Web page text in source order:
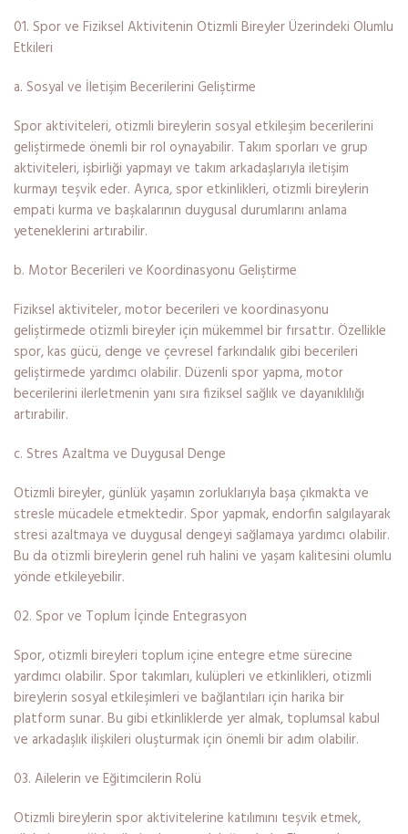
Spor ve Fiziksel Aktivitenin Otizmli Bireyler Üzerindeki Olumlu
Etkileri
a. Sosyal ve İletişim Becerilerini Geliştirme
Spor aktiviteleri, otizmli bireylerin sosyal etkileşim becerilerini
geliştirmede önemli bir rol oynayabilir. Takım sporları ve grup
aktiviteleri, işbirliği yapmayı ve takım arkadaşlarıyla iletişim
kurmayı teşvik eder. Ayrıca, spor etkinlikleri, otizmli bireylerin
empati kurma ve başkalarının duygusal durumlarını anlama
yeteneklerini artırabilir.
b. Motor Becerileri ve Koordinasyonu Geliştirme
Fiziksel aktiviteler, motor becerileri ve koordinasyonu
geliştirmede otizmli bireyler için mükemmel bir fırsattır. Özellikle
spor, kas gücü, denge ve çevresel farkındalık gibi becerileri
geliştirmede yardımcı olabilir. Düzenli spor yapma, motor
becerilerini ilerletmenin yanı sıra fiziksel sağlık ve dayanıklılığı
artırabilir.
c. Stres Azaltma ve Duygusal Denge
Otizmli bireyler, günlük yaşamın zorluklarıyla başa çıkmakta ve
stresle mücadele etmektedir. Spor yapmak, endorfin salgılayarak
stresi azaltmaya ve duygusal dengeyi sağlamaya yardımcı olabilir.
Bu da otizmli bireylerin genel ruh halini ve yaşam kalitesini olumlu
yönde etkileyebilir.
Spor ve Toplum İçinde Entegrasyon
Spor, otizmli bireyleri toplum içine entegre etme sürecine
yardımcı olabilir. Spor takımları, kulüpleri ve etkinlikleri, otizmli
bireylerin sosyal etkileşimleri ve bağlantıları için harika bir
platform sunar. Bu gibi etkinliklerde yer almak, toplumsal kabul
ve arkadaşlık ilişkileri oluşturmak için önemli bir adım olabilir.
Ailelerin ve Eğitimcilerin Rolü
Otizmli bireylerin spor aktivitelerine katılımını teşvik etmek,